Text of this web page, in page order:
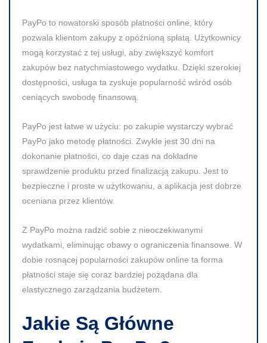
PayPo to nowatorski sposób płatności online, który
pozwala klientom zakupy z opóźnioną spłatą. Użytkownicy
mogą korzystać z tej usługi, aby zwiększyć komfort
zakupów bez natychmiastowego wydatku. Dzięki szerokiej
dostępności, usługa ta zyskuje popularność wśród osób
ceniących swobodę finansową.
PayPo jest łatwe w użyciu: po zakupie wystarczy wybrać
PayPo jako metodę płatności. Zwykle jest 30 dni na
dokonanie płatności, co daje czas na dokładne
sprawdzenie produktu przed finalizacją zakupu. Jest to
bezpieczne i proste w użytkowaniu, a aplikacja jest dobrze
oceniana przez klientów.
Z PayPo można radzić sobie z nieoczekiwanymi
wydatkami, eliminując obawy o ograniczenia finansowe. W
dobie rosnącej popularności zakupów online ta forma
płatności staje się coraz bardziej pożądana dla
elastycznego zarządzania budżetem.
Jakie Są Główne